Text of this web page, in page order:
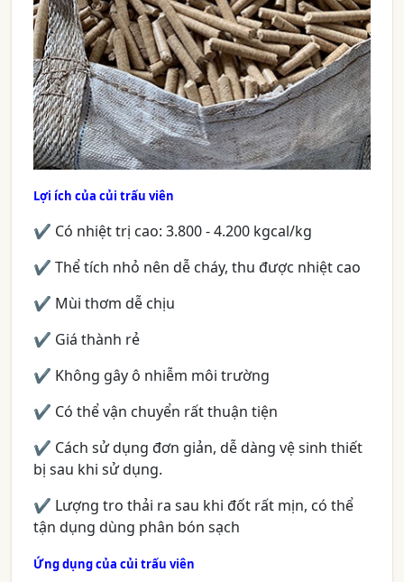
Lợi ích của củi trấu viên
✔ Có nhiệt trị cao: 3.800 - 4.200 kgcal/kg
✔ Thể tích nhỏ nên dễ cháy, thu được nhiệt cao
✔ Mùi thơm dễ chịu
✔ Giá thành rẻ
✔ Không gây ô nhiễm môi trường
✔ Có thể vận chuyển rất thuận tiện
✔ Cách sử dụng đơn giản, dễ dàng vệ sinh thiết
bị sau khi sử dụng.
✔ Lượng tro thải ra sau khi đốt rất mịn, có thể
tận dụng dùng phân bón sạch
Ứng dụng của củi trấu viên